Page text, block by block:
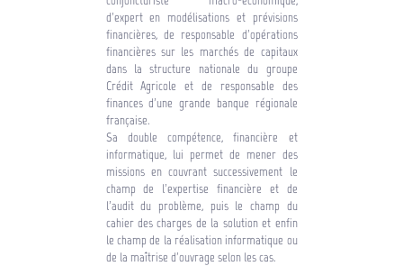
d’expert en modélisations et prévisions
financières, de responsable d’opérations
financières sur les marchés de capitaux
dans la structure nationale du groupe
Crédit Agricole et de responsable des
finances d’une grande banque régionale
française.
Sa double compétence, financière et
informatique, lui permet de mener des
missions en couvrant successivement le
champ de l’expertise financière et de
l’audit du problème, puis le champ du
cahier des charges de la solution et enfin
le champ de la réalisation informatique ou
de la maîtrise d’ouvrage selon les cas.